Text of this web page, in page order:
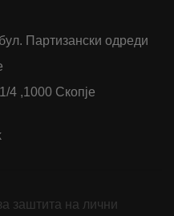
Партизански одреди
,1000 Скопје
заштита на лични